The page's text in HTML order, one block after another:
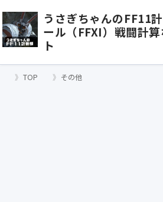
うさぎちゃんのFF11
ール（FFXI）戦闘計
ト
TOP その他